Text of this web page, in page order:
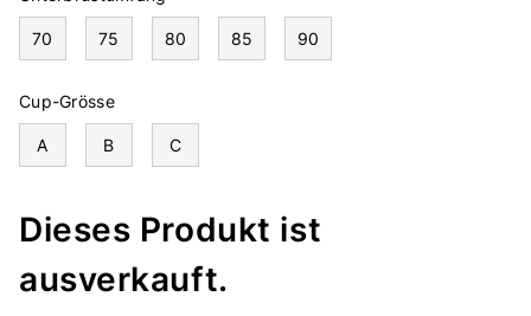
70 75 80 85 90
Cup-Grösse
A B C
Dieses Produkt ist
ausverkauft.